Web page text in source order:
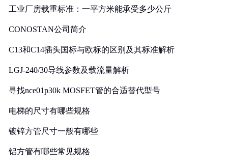
工业厂房载重标准：一平方米能承受多少公斤
CONOSTAN公司简介
C13和C14插头国标与欧标的区别及其标准解析
LGJ-240/30导线参数及载流量解析
寻找nce01p30k MOSFET管的合适替代型号
电梯的尺寸有哪些规格
镀锌方管尺寸一般有哪些
铝方管有哪些常见规格